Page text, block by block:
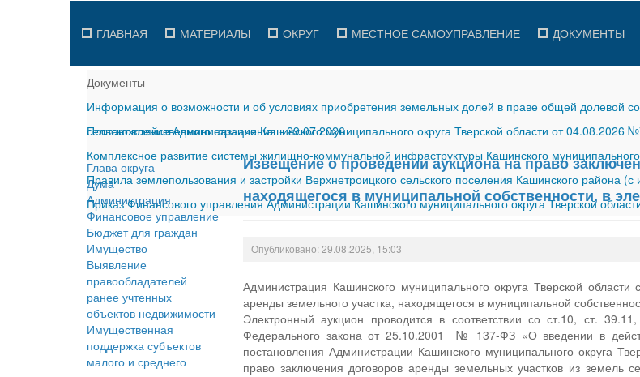
ГЛАВНАЯ МАТЕРИАЛЫ ОКРУГ МЕСТНОЕ САМОУПРАВЛЕНИЕ ДОКУМЕНТЫ
Документы
Информация о возможности и об условиях приобретения земельных долей в праве общей долевой
сельскохозяйственного назначения-29.07.2026
Постановление Администрации Кашинского муниципального округа Тверской области от 04.08.2026
Комплексное развитие системы жилищно-коммунальной инфраструктуры Кашинского
Правила землепользования и застройки Верхнетроицкого сельского поселения Кашинского района
Приказ Финансового управления Администрации Кашинского муниципального округа Тверской
Глава округа
Дума
Администрация
Финансовое управление
Бюджет для граждан
Имущество
Выявление
правообладателей
ранее учтенных
объектов недвижимости
Имущественная
поддержка субъектов
малого и среднего
Извещение о проведении аукциона на право
находящегося в муниципальной собственности, в
Опубликовано: 29.08.2025, 15:03
Администрация Кашинского муниципального округа Тверской
аренды земельного участка, находящегося в муниципальной
Электронный аукцион проводится в соответствии со ст.10, ст.
Федерального закона от 25.10.2001 № 137-ФЗ «О введении в
постановления Администрации Кашинского муниципального округа
право заключения договоров аренды земельных участков из земель